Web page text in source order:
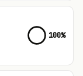
de fruits,
monde
100%